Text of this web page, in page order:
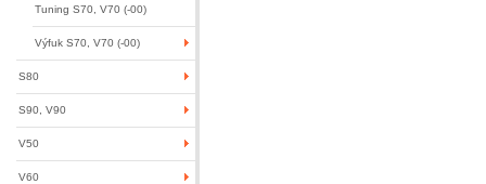
Tuning S70, V70 (-00)
Výfuk S70, V70 (-00)
S80
S90, V90
V50
V60